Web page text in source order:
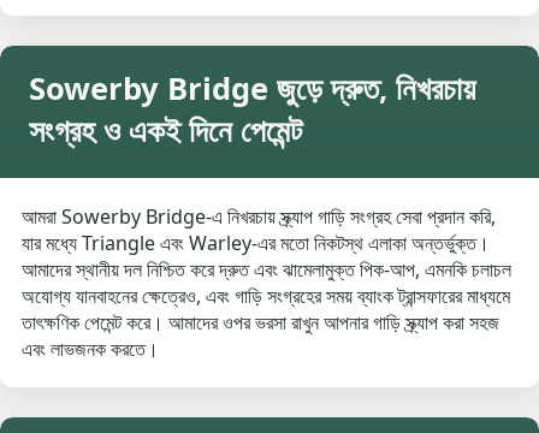
Sowerby Bridge জুড়ে দ্রুত, নিখরচায়
সংগ্রহ ও একই দিনে পেমেন্ট
আমরা Sowerby Bridge-এ নিখরচায় স্ক্র্যাপ গাড়ি সংগ্রহ সেবা প্রদান করি,
যার মধ্যে Triangle এবং Warley-এর মতো নিকটস্থ এলাকা অন্তর্ভুক্ত।
আমাদের স্থানীয় দল নিশ্চিত করে দ্রুত এবং ঝামেলামুক্ত পিক-আপ, এমনকি চলাচল
অযোগ্য যানবাহনের ক্ষেত্রেও, এবং গাড়ি সংগ্রহের সময় ব্যাংক ট্রান্সফারের মাধ্যমে
তাৎক্ষণিক পেমেন্ট করে। আমাদের ওপর ভরসা রাখুন আপনার গাড়ি স্ক্র্যাপ করা সহজ
এবং লাভজনক করতে।